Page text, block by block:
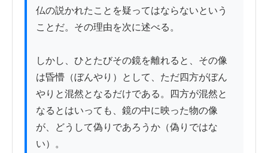
仏の説かれたことを疑ってはならないという
ことだ。その理由を次に述べる。
しかし、ひとたびその鏡を離れると、その像
は昏懵（ぼんやり）として、ただ四方がぼん
やりと混然となるだけである。四方が混然と
なるとはいっても、鏡の中に映った物の像
が、どうして偽りであろうか（偽りではな
い）。